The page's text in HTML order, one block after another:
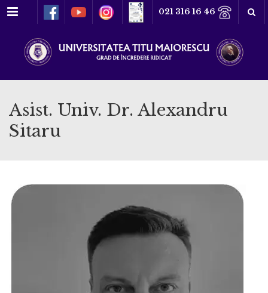
Meniu 021 316 16 46
Asist. Univ. Dr. Alexandru
Sitaru